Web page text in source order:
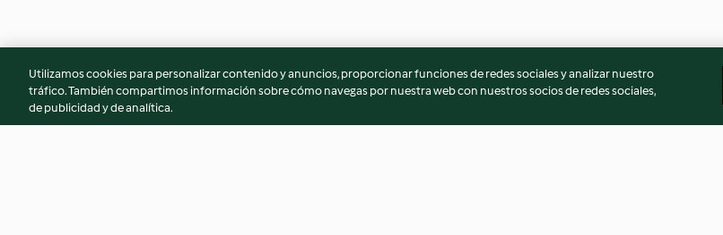
Utilizamos cookies para personalizar contenido y anuncios, proporcionar funciones de redes sociales y analizar nuestro
tráfico. También compartimos información sobre cómo navegas por nuestra web con nuestros socios de redes sociales,
de publicidad y de analítica.